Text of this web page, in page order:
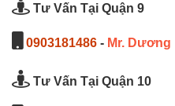
Tư Vấn Tại Quận 9
0903181486 - Mr. Dương
Tư Vấn Tại Quận 10